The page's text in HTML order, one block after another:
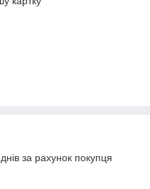
за рахунок покупця